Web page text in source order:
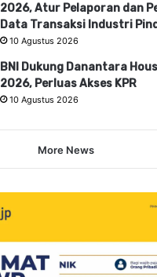
2026, Atur Pelaporan dan
Data Transaksi Industri
10 Agustus 2026
BNI Dukung Danantara
2026, Perluas Akses KPR
10 Agustus 2026
More News